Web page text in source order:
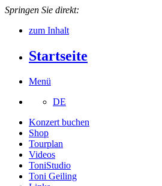
Springen Sie direkt:
zum Inhalt
Startseite
Menü
DE
Konzert buchen
Shop
Tourplan
Videos
ToniStudio
Toni Geiling